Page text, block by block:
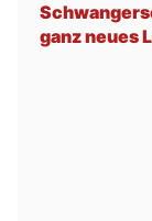
ganz neues